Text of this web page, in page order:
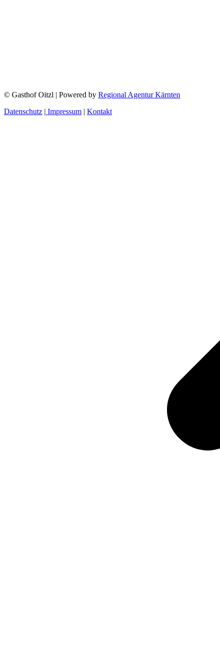
© Gasthof Oitzl | Powered by Regional Agentur Kärnten
Datenschutz | Impressum | Kontakt